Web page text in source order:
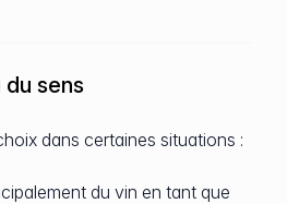
sens
dans certaines situations :
du vin en tant que